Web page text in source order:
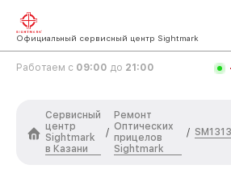
Официальный сервисный центр Sightmark
Работаем с 09:00 до 21:00
Сервисный
центр
Sightmark
в Казани
/
Ремонт
Оптических
прицелов
Sightmark
/